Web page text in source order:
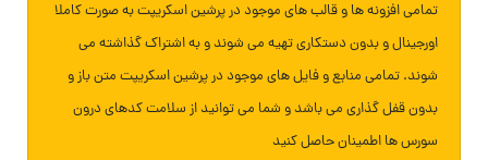
تمامی افزونه ها و قالب های موجود در پرشین اسکریپت به صورت کاملا
اورجینال و بدون دستکاری تهیه می شوند و به اشتراک گذاشته می
شوند. تمامی منابع و فایل های موجود در پرشین اسکریپت متن باز و
بدون قفل گذاری می باشد و شما می توانید از سلامت کدهای درون
سورس ها اطمینان حاصل کنید